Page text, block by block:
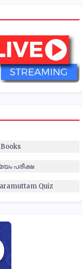
പരീക്ഷ
Quiz